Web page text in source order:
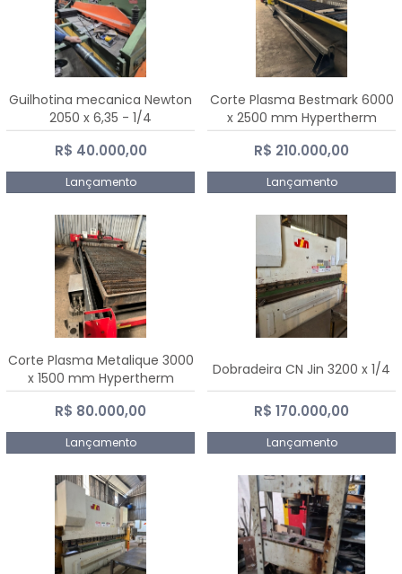
Guilhotina mecanica Newton
2050 x 6,35 - 1/4
R$ 40.000,00
Lançamento
Corte Plasma Bestmark 6000
x 2500 mm Hypertherm
MaxPro 200
R$ 210.000,00
Lançamento
Corte Plasma Metalique 3000
x 1500 mm Hypertherm
Powermax 45 xp
R$ 80.000,00
Lançamento
Dobradeira CN Jin 3200 x 1/4
R$ 170.000,00
Lançamento